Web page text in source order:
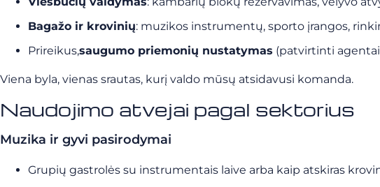
Bagažo ir krovinių: muzikos instrumentų, sporto įrangos,
Prireikus,saugumo priemonių nustatymas (patvirtinti
Viena byla, vienas srautas, kurį valdo mūsų atsidavusi komanda.
Naudojimo atvejai pagal sektorius
Muzika ir gyvi pasirodymai
Grupių gastrolės su instrumentais laive arba kaip atskiras